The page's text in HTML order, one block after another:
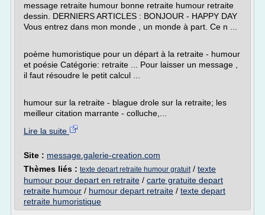
message retraite humour bonne retraite humour retraite
dessin. DERNIERS ARTICLES : BONJOUR - HAPPY DAY
Vous entrez dans mon monde , un monde à part. Ce n ...
poème humoristique pour un départ à la retraite - humour
et poésie Catégorie: retraite ... Pour laisser un message ,
il faut résoudre le petit calcul ...
humour sur la retraite - blague drole sur la retraite; les
meilleur citation marrante - colluche,...
Lire la suite
Site : message.galerie-creation.com
Thèmes liés : texte depart retraite humour gratuit/ texte
humour pour depart en retraite / carte gratuite depart
retraite humour / humour depart retraite / texte depart
retraite humoristique